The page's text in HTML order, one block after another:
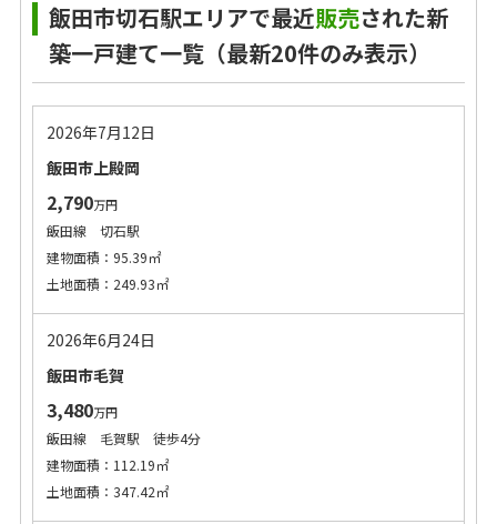
飯田市切石駅エリアで最近販売された新
築一戸建て一覧（最新20件のみ表示）
2026年7月12日
飯田市上殿岡
2,790万円
飯田線 切石駅
建物面積：95.39㎡
土地面積：249.93㎡
2026年6月24日
飯田市毛賀
3,480万円
飯田線 毛賀駅 徒歩4分
建物面積：112.19㎡
土地面積：347.42㎡